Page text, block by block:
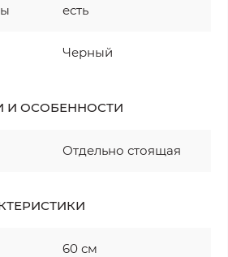
есть
Черный
И ОСОБЕННОСТИ
Отдельно стоящая
60 см